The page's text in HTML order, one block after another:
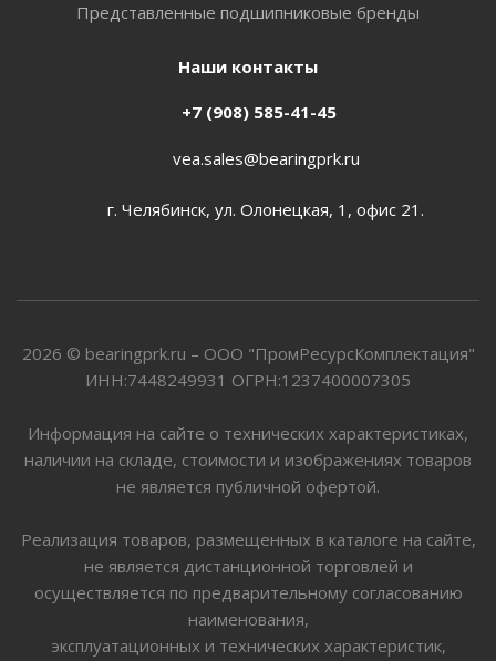
Представленные подшипниковые бренды
Наши контакты
+7 (908) 585-41-45
vea.sales@bearingprk.ru
г. Челябинск, ул. Олонецкая, 1, офис 21.
2026 © bearingprk.ru – ООО "ПромРесурсКомплектация"
ИНН:7448249931 ОГРН:1237400007305
Информация на сайте о технических характеристиках,
наличии на складе, стоимости и изображениях товаров
не является публичной офертой.
Реализация товаров, размещенных в каталоге на сайте,
не является дистанционной торговлей и
осуществляется по предварительному согласованию
наименования,
эксплуатационных и технических характеристик,